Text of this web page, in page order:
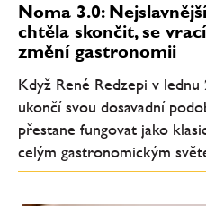
Noma 3.0:
chtěla skončit, se
změní gastronomii
Když René Redzepi v
ukončí svou dosavadní
přestane fungovat jako
celým gastronomickým